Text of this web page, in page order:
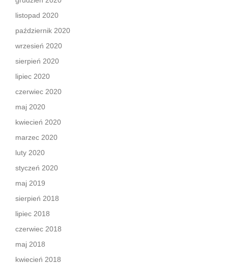
listopad 2020
październik 2020
wrzesień 2020
sierpień 2020
lipiec 2020
czerwiec 2020
maj 2020
kwiecień 2020
marzec 2020
luty 2020
styczeń 2020
maj 2019
sierpień 2018
lipiec 2018
czerwiec 2018
maj 2018
kwiecień 2018